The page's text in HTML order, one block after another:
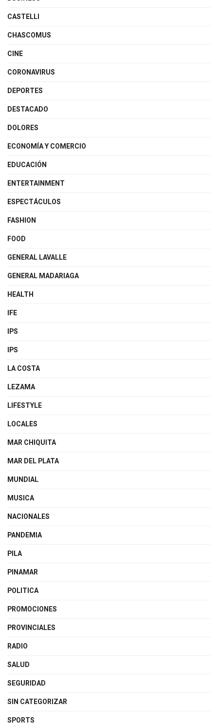
CASTELLI
CHASCOMUS
CINE
CORONAVIRUS
DEPORTES
DESTACADO
DOLORES
ECONOMÍA Y COMERCIO
EDUCACIÓN
ENTERTAINMENT
ESPECTÁCULOS
FASHION
FOOD
GENERAL LAVALLE
GENERAL MADARIAGA
HEALTH
IFE
IPS
IPS
LA COSTA
LEZAMA
LIFESTYLE
LOCALES
MAR CHIQUITA
MAR DEL PLATA
MUNDIAL
MUSICA
NACIONALES
PANDEMIA
PILA
PINAMAR
POLITICA
PROMOCIONES
PROVINCIALES
RADIO
SALUD
SEGURIDAD
SIN CATEGORIZAR
SPORTS